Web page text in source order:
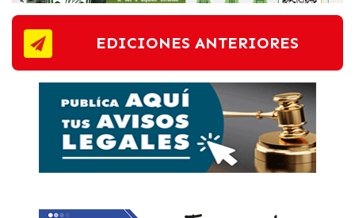
EDICIONES ANTERIORES